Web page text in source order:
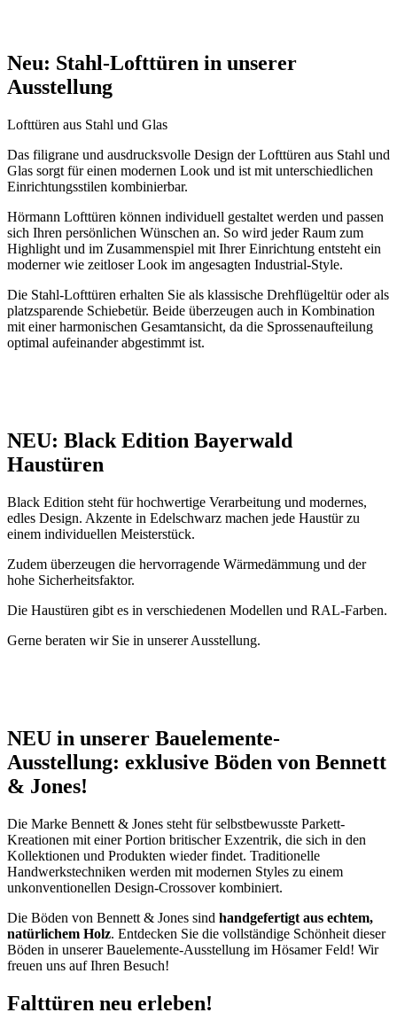
Neu: Stahl-Lofttüren in unserer
Ausstellung
Lofttüren aus Stahl und Glas
Das filigrane und ausdrucksvolle Design der Lofttüren aus Stahl und
Glas sorgt für einen modernen Look und ist mit unterschiedlichen
Einrichtungsstilen kombinierbar.
Hörmann Lofttüren können individuell gestaltet werden und passen
sich Ihren persönlichen Wünschen an. So wird jeder Raum zum
Highlight und im Zusammenspiel mit Ihrer Einrichtung entsteht ein
moderner wie zeitloser Look im angesagten Industrial-Style.
Die Stahl-Lofttüren erhalten Sie als klassische Drehflügeltür oder als
platzsparende Schiebetür. Beide überzeugen auch in Kombination
mit einer harmonischen Gesamtansicht, da die Sprossenaufteilung
optimal aufeinander abgestimmt ist.
NEU: Black Edition Bayerwald
Haustüren
Black Edition steht für hochwertige Verarbeitung und modernes,
edles Design. Akzente in Edelschwarz machen jede Haustür zu
einem individuellen Meisterstück.
Zudem überzeugen die hervorragende Wärmedämmung und der
hohe Sicherheitsfaktor.
Die Haustüren gibt es in verschiedenen Modellen und RAL-Farben.
Gerne beraten wir Sie in unserer Ausstellung.
NEU in unserer Bauelemente-
Ausstellung: exklusive Böden von Bennett
& Jones!
Die Marke Bennett & Jones steht für selbstbewusste Parkett-
Kreationen mit einer Portion britischer Exzentrik, die sich in den
Kollektionen und Produkten wieder findet. Traditionelle
Handwerkstechniken werden mit modernen Styles zu einem
unkonventionellen Design-Crossover kombiniert.
Die Böden von Bennett & Jones sind handgefertigt aus echtem,
natürlichem Holz. Entdecken Sie die vollständige Schönheit dieser
Böden in unserer Bauelemente-Ausstellung im Hösamer Feld! Wir
freuen uns auf Ihren Besuch!
Falttüren neu erleben!